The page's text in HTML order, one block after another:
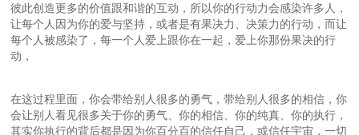
彼此创造更多的价值跟和谐的互动，所以你的行动力会感染许多人，
让每个人因为你的爱与坚持，或者是有果决力、决策力的行动，而让
每个人被感染了，每一个人爱上跟你在一起，爱上你那份果决的行
动，
在这过程里面，你会带给别人很多的勇气，带给别人很多的相信，你
会让别人看见很多关于你的勇气、你的相信、你的纯真、你的执行，
其实你执行的背后都是因为你百分百的信任自己，或信任宇宙，一切